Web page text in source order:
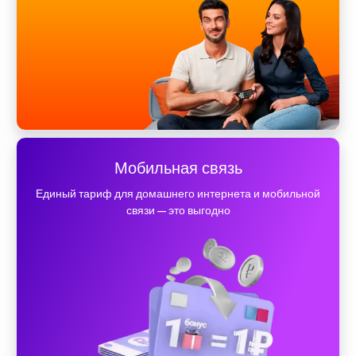
Мобильная связь
Единый тариф для домашнего интернета и мобильной
связи — это выгодно